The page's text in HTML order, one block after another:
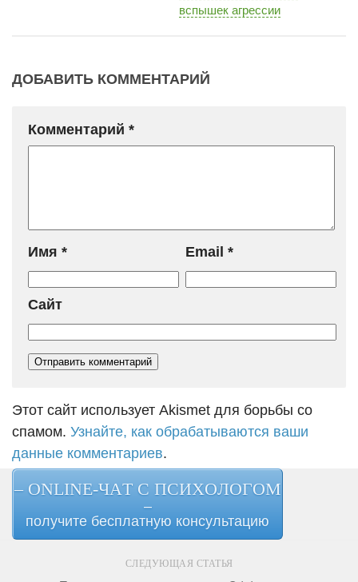
вспышек агрессии
ДОБАВИТЬ КОММЕНТАРИЙ
Комментарий *
Имя * Email *
Сайт
Этот сайт использует Akismet для борьбы со
спамом. Узнайте, как обрабатываются ваши
данные комментариев.
– ONLINE-ЧАТ С ПСИХОЛОГОМ
–
получите бесплатную консультацию
СЛЕДУЮЩАЯ СТАТЬЯ